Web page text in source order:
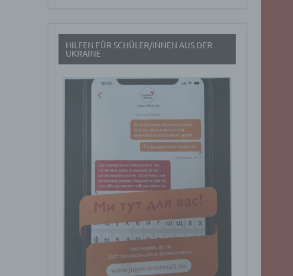
HILFEN FÜR SCHÜLER/INNEN AUS DER
UKRAINE